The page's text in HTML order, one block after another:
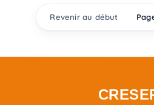
Revenir au début